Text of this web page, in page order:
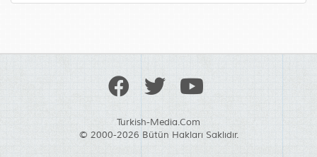
Turkish-Media.Com
© 2000-2026 Bütün Hakları Saklıdır.